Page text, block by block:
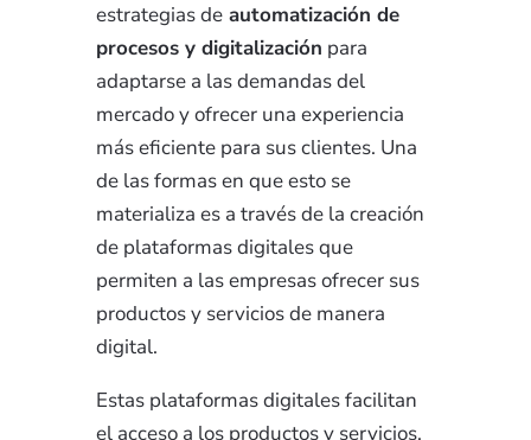
estrategias deautomatización de
procesos y digitalización para
adaptarse a las demandas del
mercado y ofrecer una experiencia
más eficiente para sus clientes. Una
de las formas en que esto se
materializa es a través de la creación
de plataformas digitales que
permiten a las empresas ofrecer sus
productos y servicios de manera
digital.
Estas plataformas digitales facilitan
el acceso a los productos y servicios,